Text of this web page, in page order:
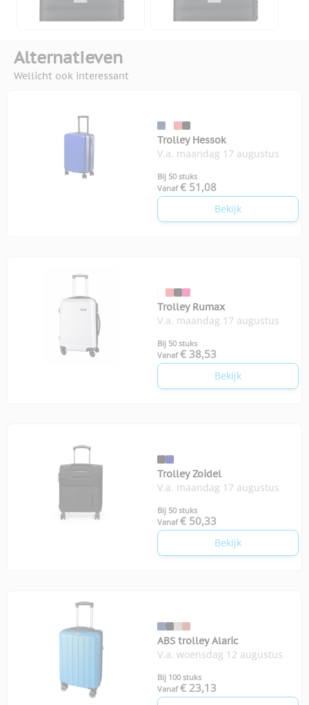
Alternatieven
Wellicht ook interessant
Trolley Hessok
V.a. maandag 17 augustus
Bij 50 stuks
Vanaf € 51,08
Bekijk
Trolley Rumax
V.a. maandag 17 augustus
Bij 50 stuks
Vanaf € 38,53
Bekijk
Trolley Zoidel
V.a. maandag 17 augustus
Bij 50 stuks
Vanaf € 50,33
Bekijk
ABS trolley Alaric
V.a. woensdag 12 augustus
Bij 100 stuks
Vanaf € 23,13